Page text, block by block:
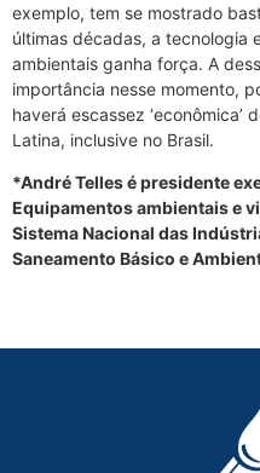
exemplo, tem se mostrado
últimas décadas, a tecnologia
ambientais ganha força. A
importância nesse momento,
haverá escassez ‘econômica’
Latina, inclusive no Brasil.
*André Telles é presidente
Equipamentos ambientais e
Sistema Nacional das
Saneamento Básico e